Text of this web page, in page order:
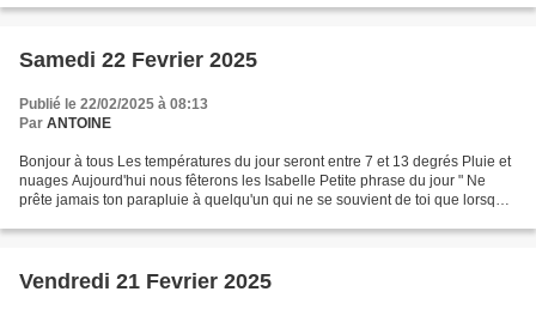
Samedi 22 Fevrier 2025
Publié le 22/02/2025 à 08:13
Par ANTOINE
Bonjour à tous Les températures du jour seront entre 7 et 13 degrés Pluie et
nuages Aujourd'hui nous fêterons les Isabelle Petite phrase du jour " Ne
prête jamais ton parapluie à quelqu'un qui ne se souvient de toi que lorsqu'il
Vendredi 21 Fevrier 2025